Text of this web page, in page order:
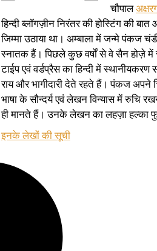
चौपाल
हिन्दी ब्लॉगज़ीन निरंतर की होस्टिंग की
जिम्मा उठाया था। अम्बाला में जन्मे पंकज
स्नातक हैं। पिछले कुछ वर्षों से वे सैन होज़े
टाईप एवं वर्डप्रैस का हिन्दी में
राय और भागीदारी देते रहते हैं। पंकज अपने
भाषा के सौन्दर्य एवं लेखन विन्यास में रुचि
ही मानते हैं। उनके लेखन का लहज़ा हल्का
इनके लेखों की सूची